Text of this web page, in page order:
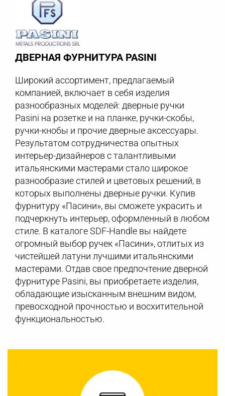
ДВЕРНАЯ ФУРНИТУРА PASINI
Широкий ассортимент, предлагаемый
компанией, включает в себя изделия
разнообразных моделей: дверные ручки
Pasini на розетке и на планке, ручки-скобы,
ручки-кнобы и прочие дверные аксессуары.
Результатом сотрудничества опытных
интерьер-дизайнеров с талантливыми
итальянскими мастерами стало широкое
разнообразие стилей и цветовых решений, в
которых выполнены дверные ручки. Купив
фурнитуру «Пасини», вы сможете украсить и
подчеркнуть интерьер, оформленный в любом
стиле. В каталоге SDF-Handle вы найдете
огромный выбор ручек «Пасини», отлитых из
чистейшей латуни лучшими итальянскими
мастерами. Отдав свое предпочтение дверной
фурнитуре Pasini, вы приобретаете изделия,
обладающие изысканным внешним видом,
превосходной прочностью и восхитительной
функциональностью.